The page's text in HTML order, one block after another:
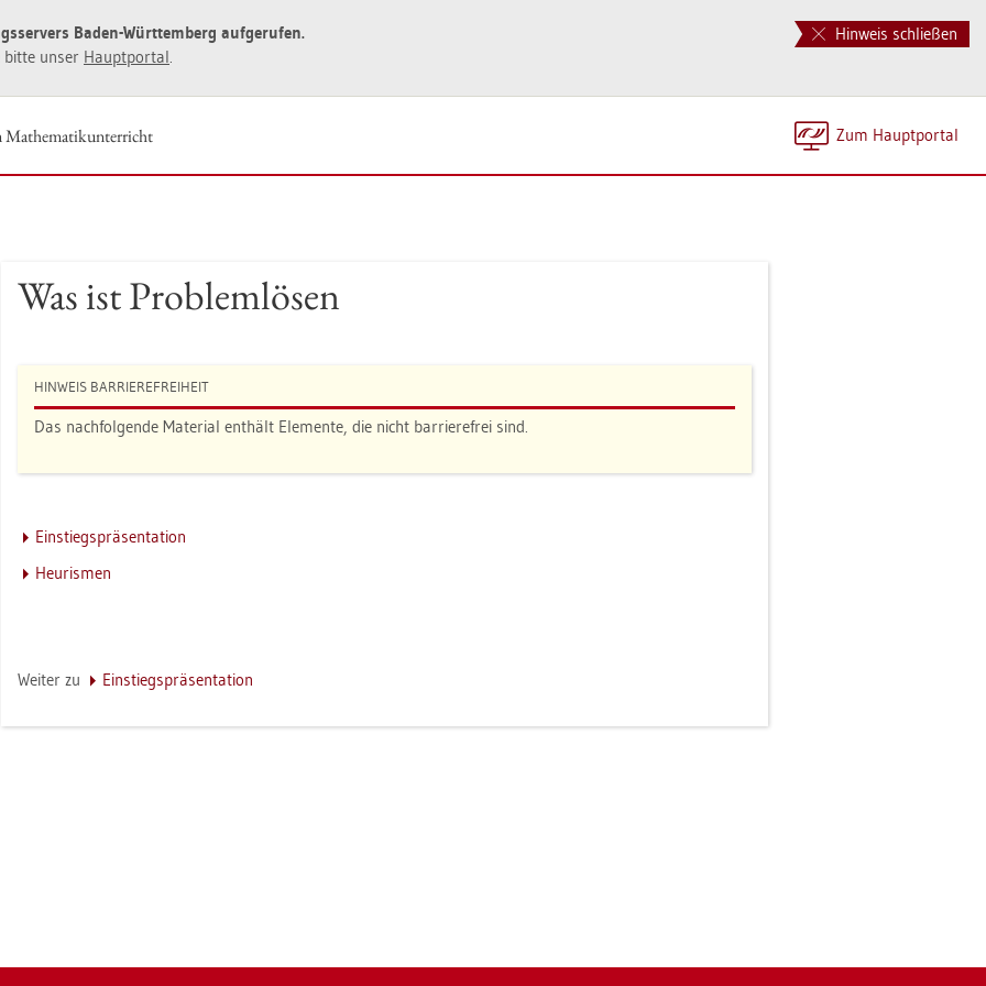
Hinweis schließen
Baden-Würt­tem­berg auf­ge­ru­fen.
bitte unser Haupt­por­tal.
Zum Haupt­por­tal
Ma­the­ma­tik­un­ter­richt
Was ist Pro­blem­lö­sen
HIN­WEIS BAR­RIE­RE­FREI­HEIT
Das nach­fol­gen­de Ma­te­ri­al ent­hält Ele­men­te, die nicht bar­rie­re­frei sind.
Ein­stiegs­prä­sen­ta­ti­on
Heu­ris­men
Wei­ter zu Ein­stiegs­prä­sen­ta­ti­on